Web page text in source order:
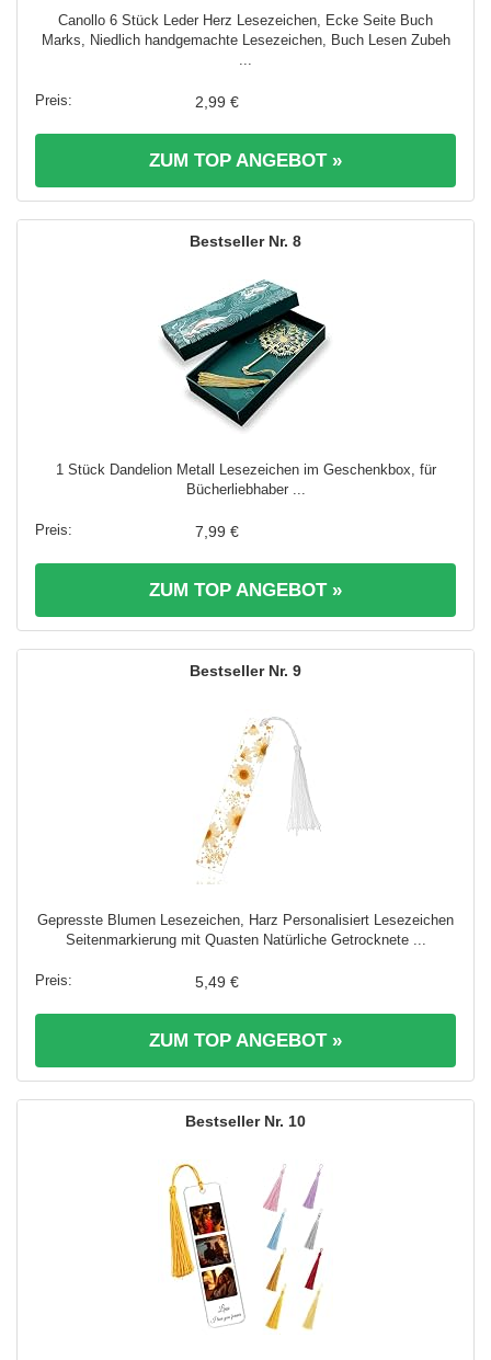
Canollo 6 Stück Leder Herz Lesezeichen, Ecke Seite Buch
Marks, Niedlich handgemachte Lesezeichen, Buch Lesen Zubeh
2,99 €
ZUM TOP ANGEBOT »
8
1 Stück Dandelion Metall Lesezeichen im Geschenkbox, für
Bücherliebhaber ...
7,99 €
ZUM TOP ANGEBOT »
9
Gepresste Blumen Lesezeichen, Harz Personalisiert Lesezeichen
Seitenmarkierung mit Quasten Natürliche Getrocknete ...
5,49 €
ZUM TOP ANGEBOT »
10